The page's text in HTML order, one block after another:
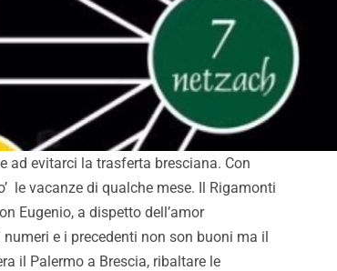
ad evitarci la trasferta bresciana. Con
le vacanze di qualche mese. Il Rigamonti
Eugenio, a dispetto dell’amor
e i precedenti non son buoni ma il
il Palermo a Brescia, ribaltare le
aver vinto,
per
Melbourne City-Palermo 0-
Douaron e Peda piegano gli
australiani